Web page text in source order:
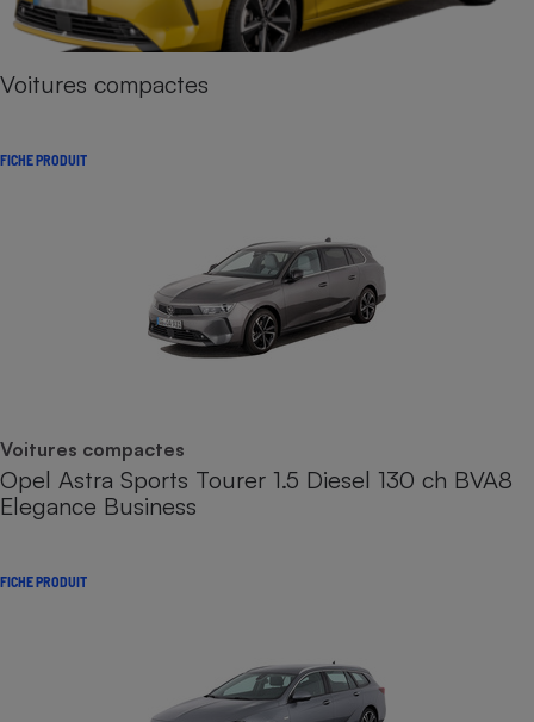
Voitures compactes
FICHE PRODUIT
Voitures compactes
Opel Astra Sports Tourer 1.5 Diesel 130 ch BVA8
Elegance Business
FICHE PRODUIT